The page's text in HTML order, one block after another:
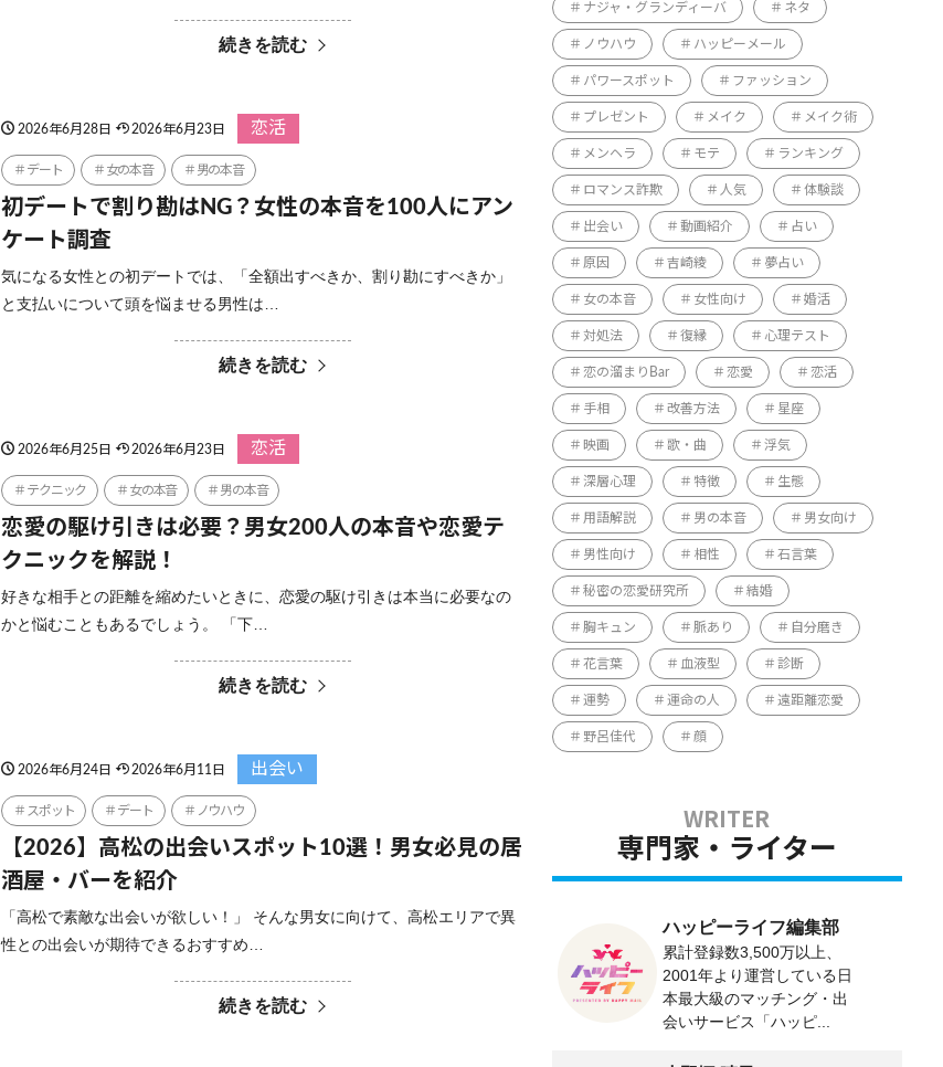
続きを読む
2026年6月28日 2026年6月23日 恋活
デート 女の本音 男の本音
初デートで割り勘はNG？女性の本音を100人にアン
ケート調査
気になる女性との初デートでは、「全額出すべきか、割り勘にすべきか」
と支払いについて頭を悩ませる男性は…
続きを読む
2026年6月25日 2026年6月23日 恋活
テクニック 女の本音 男の本音
恋愛の駆け引きは必要？男女200人の本音や恋愛テ
クニックを解説！
好きな相手との距離を縮めたいときに、恋愛の駆け引きは本当に必要なの
かと悩むこともあるでしょう。 「下…
続きを読む
2026年6月24日 2026年6月11日 出会い
スポット デート ノウハウ
【2026】高松の出会いスポット10選！男女必見の居
酒屋・バーを紹介
「高松で素敵な出会いが欲しい！」 そんな男女に向けて、高松エリアで異
性との出会いが期待できるおすすめ…
続きを読む
ナジャ・グランディーバ ネタ
ノウハウ ハッピーメール
パワースポット ファッション
プレゼント メイク メイク術
メンヘラ モテ ランキング
ロマンス詐欺 人気 体験談
出会い 動画紹介 占い
原因 吉崎綾 夢占い
女の本音 女性向け 婚活
対処法 復縁 心理テスト
恋の溜まりBar 恋愛 恋活
手相 改善方法 星座
映画 歌・曲 浮気
深層心理 特徴 生態
用語解説 男の本音 男女向け
男性向け 相性 石言葉
秘密の恋愛研究所 結婚
胸キュン 脈あり 自分磨き
花言葉 血液型 診断
運勢 運命の人 遠距離恋愛
野呂佳代 顔
専門家・ライター
ハッピーライフ編集部
累計登録数3,500万以上、
2001年より運営している日
本最大級のマッチング・出
会いサービス「ハッピ...